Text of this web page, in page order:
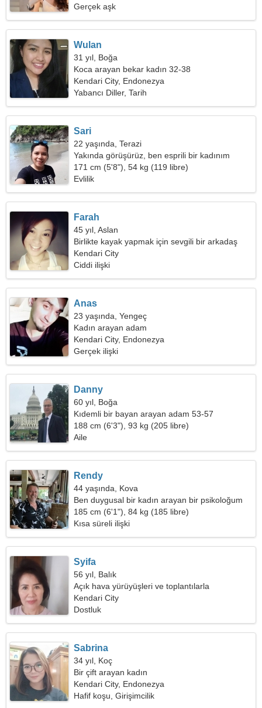
Gerçek aşk
Wulan
31 yıl, Boğa
Koca arayan bekar kadın 32-38
Kendari City, Endonezya
Yabancı Diller, Tarih
Sari
22 yaşında, Terazi
Yakında görüşürüz, ben esprili bir kadınım
171 cm (5'8"), 54 kg (119 libre)
Evlilik
Farah
45 yıl, Aslan
Birlikte kayak yapmak için sevgili bir arkadaş
arıyorum
Kendari City
Ciddi ilişki
Anas
23 yaşında, Yengeç
Kadın arayan adam
Kendari City, Endonezya
Gerçek ilişki
Danny
60 yıl, Boğa
Kıdemli bir bayan arayan adam 53-57
188 cm (6'3"), 93 kg (205 libre)
Aile
Rendy
44 yaşında, Kova
Ben duygusal bir kadın arayan bir psikoloğum
185 cm (6'1"), 84 kg (185 libre)
Kısa süreli ilişki
Syifa
56 yıl, Balık
Açık hava yürüyüşleri ve toplantılarla
ilgileniyorum
Kendari City
Dostluk
Sabrina
34 yıl, Koç
Bir çift arayan kadın
Kendari City, Endonezya
Hafif koşu, Girişimcilik